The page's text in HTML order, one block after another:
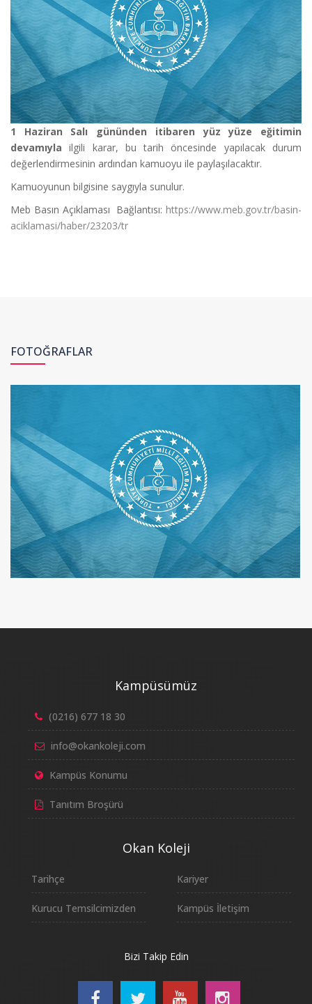
1 Haziran Salı gününden itibaren yüz yüze eğitimin
devamıyla ilgili karar, bu tarih öncesinde yapılacak durum
değerlendirmesinin ardından kamuoyu ile paylaşılacaktır.
Kamuoyunun bilgisine saygıyla sunulur.
Meb Basın Açıklaması Bağlantısı: https://www.meb.gov.tr/basin-
aciklamasi/haber/23203/tr
FOTOĞRAFLAR
Kampüsümüz
(0216) 677 18 30
info@okankoleji.com
Kampüs Konumu
Tanıtım Broşürü
Okan Koleji
Tarihçe
Kurucu Temsilcimizden
Kariyer
Kampüs İletişim
Bizi Takip Edin